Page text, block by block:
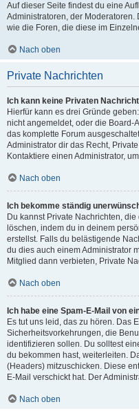
Auf dieser Seite findest du eine
Administratoren, der
wie die Foren, die diese im
Nach oben
Private Nachrichten
Ich kann keine Privaten
Hierfür kann es drei Gründe
nicht angemeldet, oder die Board-
das komplette Forum
Administrator dir das Recht,
Kontaktiere einen Administrator,
Nach oben
Ich bekomme ständig
Du kannst Private Nachrichten,
löschen, indem du in deinem
erstellst. Falls du belästigende
du dies auch einem Administrator
Mitglied dann verbieten, Private
Nach oben
Ich habe eine Spam-E-Mail von
Es tut uns leid, das zu hören. Das
Sicherheitsvorkehrungen, die
identifizieren sollen. Du solltest
du bekommen hast, weiterleiten.
(Headers) mitzuschicken. Diese
E-Mail verschickt hat. Der
Nach oben